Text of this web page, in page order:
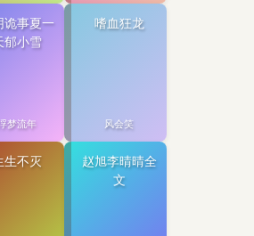
诡事夏一
郁小雪
梦流年
嗜血狂龙
风会笑
生不灭
赵旭李晴晴全
文